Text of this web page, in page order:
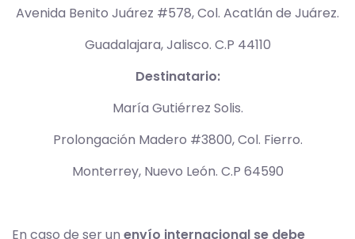
Avenida Benito Juárez #578, Col. Acatlán de Juárez.
Guadalajara, Jalisco. C.P 44110
Destinatario:
María Gutiérrez Solis.
Prolongación Madero #3800, Col. Fierro.
Monterrey, Nuevo León. C.P 64590
En caso de ser un envío internacional se debe